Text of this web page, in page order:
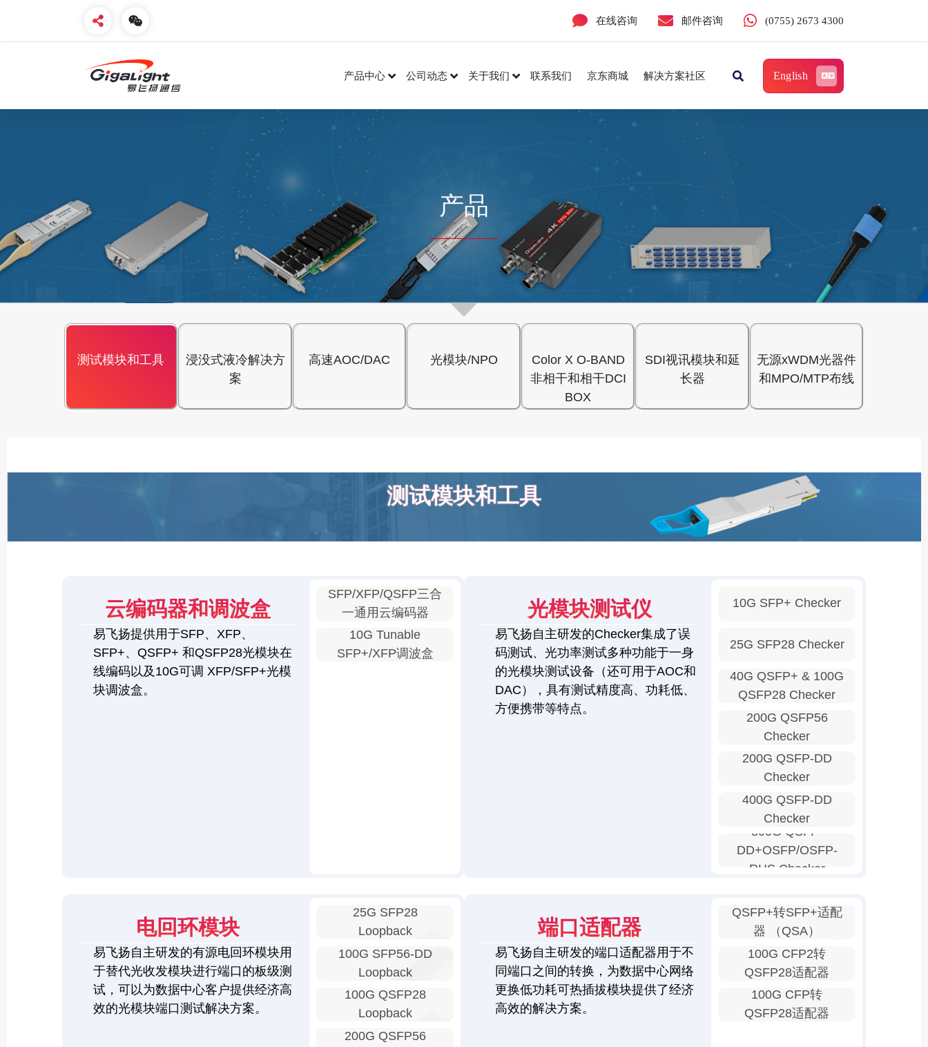
在线咨询 邮件咨询 (0755) 2673 4300
产品中心 公司动态 关于我们 联系我们 京东商城 解决方案社区 English
产品
测试模块和工具
浸没式液冷解决方
案
高速AOC/DAC 光模块/NPO
Color X O-BAND
非相干和相干DCI
BOX
SDI视讯模块和延
长器
无源xWDM光器件
和MPO/MTP布线
测试模块和工具
云编码器和调波盒
易飞扬提供用于SFP、XFP、
SFP+、QSFP+ 和QSFP28光模块在
线编码以及10G可调 XFP/SFP+光模
块调波盒。
SFP/XFP/QSFP三合
一通用云编码器
10G Tunable
SFP+/XFP调波盒
光模块测试仪
易飞扬自主研发的Checker集成了误
码测试、光功率测试多种功能于一身
的光模块测试设备（还可用于AOC和
DAC），具有测试精度高、功耗低、
方便携带等特点。
10G SFP+ Checker
25G SFP28 Checker
40G QSFP+ & 100G
QSFP28 Checker
200G QSFP56
Checker
200G QSFP-DD
Checker
400G QSFP-DD
Checker
800G QSFP-
DD+OSFP/OSFP-
RHS Checker
电回环模块
易飞扬自主研发的有源电回环模块用
于替代光收发模块进行端口的板级测
试，可以为数据中心客户提供经济高
效的光模块端口测试解决方案。
25G SFP28
Loopback
100G SFP56-DD
Loopback
100G QSFP28
Loopback
200G QSFP56
端口适配器
易飞扬自主研发的端口适配器用于不
同端口之间的转换，为数据中心网络
更换低功耗可热插拔模块提供了经济
高效的解决方案。
QSFP+转SFP+适配
器 （QSA）
100G CFP2转
QSFP28适配器
100G CFP转
QSFP28适配器